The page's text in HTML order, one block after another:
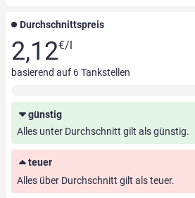
Durchschnittspreis
2,12€/l
basierend auf 6Tankstellen
günstig
Alles unter Durchschnitt gilt als günstig.
teuer
Alles über Durchschnitt gilt als teuer.